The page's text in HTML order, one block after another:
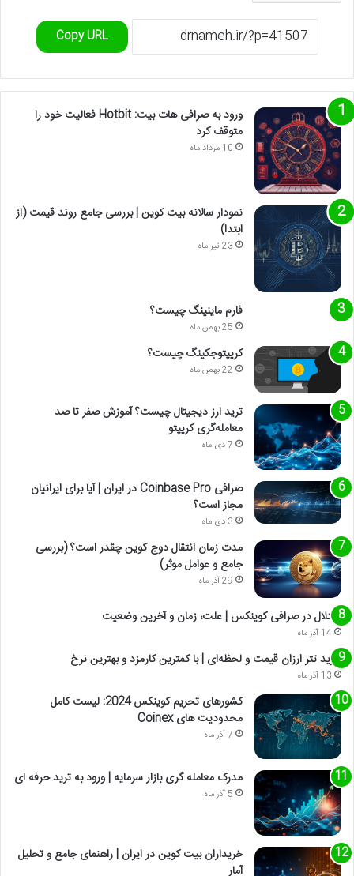
Copy URL
ورود به صرافی هات بیت: Hotbit فعالیت خود را
متوقف کرد
10 مرداد ماه
نمودار سالانه بیت کوین | بررسی جامع روند قیمت (از
ابتدا)
23 تیر ماه
فارم ماینینگ چیست؟
25 بهمن ماه
کریپتوجکینگ چیست؟
22 بهمن ماه
ترید ارز دیجیتال چیست؟ آموزش صفر تا صد
معامله‌گری کریپتو
7 دی ماه
صرافی Coinbase Pro در ایران | آیا برای ایرانیان
مجاز است؟
3 دی ماه
مدت زمان انتقال دوج کوین چقدر است؟ (بررسی
جامع و عوامل موثر)
29 آذر ماه
اختلال در صرافی کوینکس | علت، زمان و آخرین وضعیت
14 آذر ماه
خرید تتر ارزان قیمت و لحظه‌ای | با کمترین کارمزد و بهترین نرخ
13 آذر ماه
کشورهای تحریم کوینکس 2024: لیست کامل
محدودیت های Coinex
7 آذر ماه
مدرک معامله گری بازار سرمایه | ورود به ترید حرفه ای
5 آذر ماه
خریداران بیت کوین در ایران | راهنمای جامع و تحلیل
آمار